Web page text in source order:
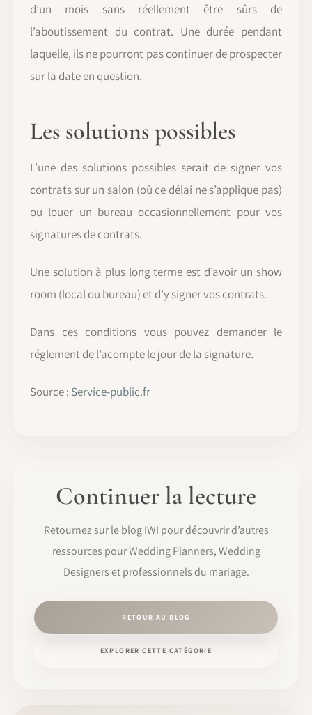
d’un mois sans réellement être sûrs de
l’aboutissement du contrat. Une durée pendant
laquelle, ils ne pourront pas continuer de prospecter
sur la date en question.
Les solutions possibles
L’une des solutions possibles serait de signer vos
contrats sur un salon (où ce délai ne s’applique pas)
ou louer un bureau occasionnellement pour vos
signatures de contrats.
Une solution à plus long terme est d’avoir un show
room (local ou bureau) et d’y signer vos contrats.
Dans ces conditions vous pouvez demander le
réglement de l’acompte le jour de la signature.
Source : Service-public.fr
Continuer la lecture
Retournez sur le blog IWI pour découvrir d’autres
ressources pour Wedding Planners, Wedding
Designers et professionnels du mariage.
RETOUR AU BLOG
EXPLORER CETTE CATÉGORIE